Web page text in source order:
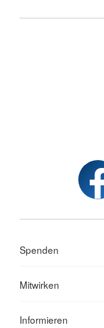
Spenden
Mitwirken
Informieren